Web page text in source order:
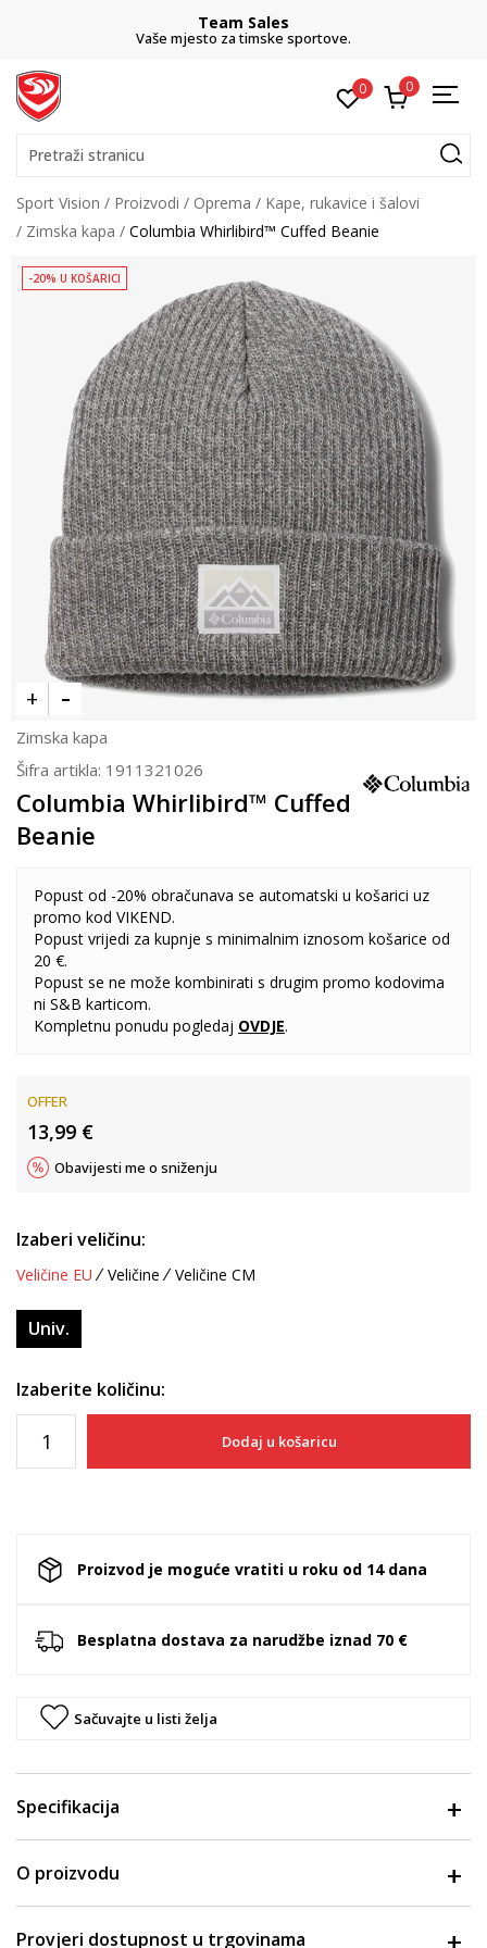
Team Sales
Vaše mjesto za timske sportove.
0 0
Pretraži stranicu
Sport Vision Proizvodi Oprema
Kape, rukavice i šalovi
Zimska kapa
Columbia Whirlibird™ Cuffed Beanie
-20% U KOŠARICI
Zimska kapa
Šifra artikla: 1911321026
Columbia Whirlibird™ Cuffed
Beanie
Popust od -20% obračunava se automatski u košarici uz
promo kod VIKEND.
Popust vrijedi za kupnje s minimalnim iznosom košarice od
20 €.
Popust se ne može kombinirati s drugim promo kodovima
ni S&B karticom.
Kompletnu ponudu pogledaj OVDJE.
OFFER
13,99 €
Obavijesti me o sniženju
Izaberi veličinu:
Veličine EU Veličine Veličine CM
Univ.
Izaberite količinu:
Dodaj u košaricu
Proizvod je moguće vratiti u roku od 14 dana
Besplatna dostava za narudžbe iznad 70 €
Sačuvajte u listi želja
Specifikacija
O proizvodu
Provjeri dostupnost u trgovinama